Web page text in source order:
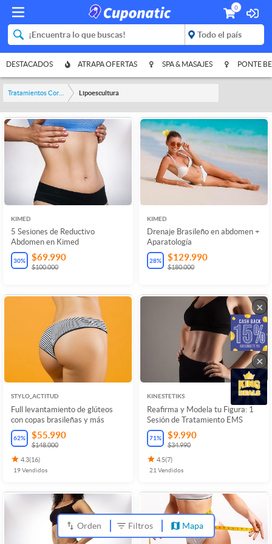
0
DESTACADOS ATRAPA OFERTAS SPA & MASAJES PONTE
Tratamientos Corporales Lipoescultura
KIMED
5 Sesiones de Reductivo
Abdomen en Kimed
30% $69.990
$100.000
KIMED
Drenaje Brasileño en abdomen +
Aparatología
28% $129.990
$180.000
STYLO_ACTITUD
Full levantamiento de glúteos
con copas brasileñas y más
62% $55.990
$148.000
4.3(16)
19Vendidos
KINESTETIKS
Reafirma y Modela tu Figura: 1
Sesión de Tratamiento EMS
71% $9.990
$34.990
4.5(7)
21 Vendidos
Orden Filtros Mapa
×
×